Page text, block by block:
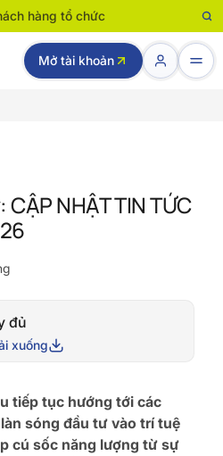
hàng tổ chức
Mở tài khoản
NHẬT TIN TỨC
đủ
xuống
tiếp tục hướng tới các
sóng đầu tư vào trí tuệ
cú sốc năng lượng từ sự